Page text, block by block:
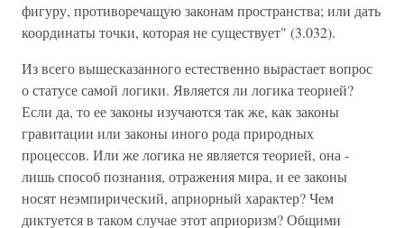
фигуру, противоречащую законам пространства; или дать
координаты точки, которая не существует" (3.032).
Из всего вышесказанного естественно вырастает вопрос
о статусе самой логики. Является ли логика теорией?
Если да, то ее законы изучаются так же, как законы
гравитации или законы иного рода природных
процессов. Или же логика не является теорией, она -
лишь способ познания, отражения мира, и ее законы
носят неэмпирический, априорный характер? Чем
диктуется в таком случае этот априоризм? Общими